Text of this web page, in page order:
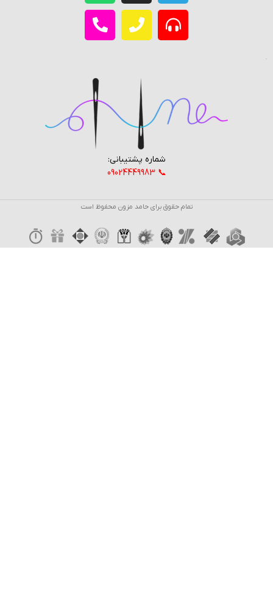
شماره پشتیبانی:
📞 09024449983
تمام حقوق برای حامد مزون محفوظ است